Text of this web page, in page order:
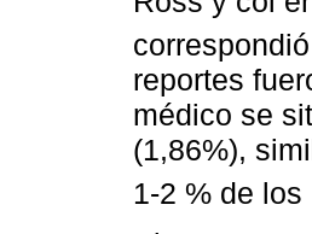
reportes
médico se
(1,86%),
1-2 % de